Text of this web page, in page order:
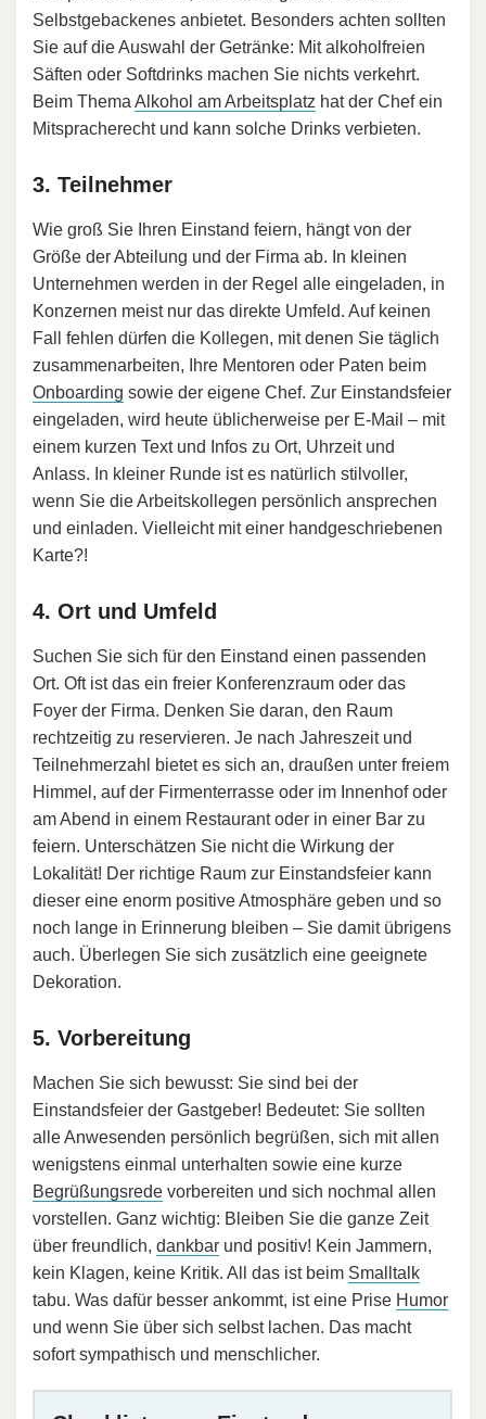
Selbstgebackenes anbietet. Besonders achten sollten
Sie auf die Auswahl der Getränke: Mit alkoholfreien
Säften oder Softdrinks machen Sie nichts verkehrt.
Beim Thema Alkohol am Arbeitsplatz hat der Chef ein
Mitspracherecht und kann solche Drinks verbieten.
3. Teilnehmer
Wie groß Sie Ihren Einstand feiern, hängt von der
Größe der Abteilung und der Firma ab. In kleinen
Unternehmen werden in der Regel alle eingeladen, in
Konzernen meist nur das direkte Umfeld. Auf keinen
Fall fehlen dürfen die Kollegen, mit denen Sie täglich
zusammenarbeiten, Ihre Mentoren oder Paten beim
Onboarding sowie der eigene Chef. Zur Einstandsfeier
eingeladen, wird heute üblicherweise per E-Mail – mit
einem kurzen Text und Infos zu Ort, Uhrzeit und
Anlass. In kleiner Runde ist es natürlich stilvoller,
wenn Sie die Arbeitskollegen persönlich ansprechen
und einladen. Vielleicht mit einer handgeschriebenen
Karte?!
4. Ort und Umfeld
Suchen Sie sich für den Einstand einen passenden
Ort. Oft ist das ein freier Konferenzraum oder das
Foyer der Firma. Denken Sie daran, den Raum
rechtzeitig zu reservieren. Je nach Jahreszeit und
Teilnehmerzahl bietet es sich an, draußen unter freiem
Himmel, auf der Firmenterrasse oder im Innenhof oder
am Abend in einem Restaurant oder in einer Bar zu
feiern. Unterschätzen Sie nicht die Wirkung der
Lokalität! Der richtige Raum zur Einstandsfeier kann
dieser eine enorm positive Atmosphäre geben und so
noch lange in Erinnerung bleiben – Sie damit übrigens
auch. Überlegen Sie sich zusätzlich eine geeignete
Dekoration.
5. Vorbereitung
Machen Sie sich bewusst: Sie sind bei der
Einstandsfeier der Gastgeber! Bedeutet: Sie sollten
alle Anwesenden persönlich begrüßen, sich mit allen
wenigstens einmal unterhalten sowie eine kurze
Begrüßungsrede vorbereiten und sich nochmal allen
vorstellen. Ganz wichtig: Bleiben Sie die ganze Zeit
über freundlich, dankbar und positiv! Kein Jammern,
kein Klagen, keine Kritik. All das ist beim Smalltalk
tabu. Was dafür besser ankommt, ist eine Prise Humor
und wenn Sie über sich selbst lachen. Das macht
sofort sympathisch und menschlicher.